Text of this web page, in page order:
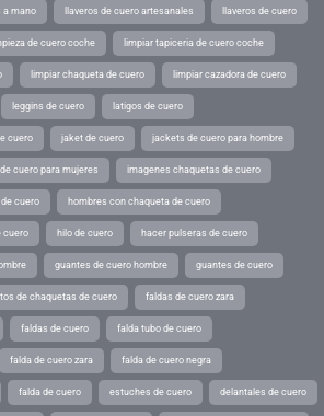
a mano llaveros de cuero artesanales llaveros de cuero
de cuero coche limpiar tapiceria de cuero coche
limpiar chaqueta de cuero limpiar cazadora de cuero
leggins de cuero latigos de cuero
cuero jaket de cuero jackets de cuero para hombre
cuero para mujeres imagenes chaquetas de cuero
cuero hombres con chaqueta de cuero
cuero hilo de cuero hacer pulseras de cuero
guantes de cuero hombre guantes de cuero
de chaquetas de cuero faldas de cuero zara
faldas de cuero falda tubo de cuero
falda de cuero zara falda de cuero negra
falda de cuero estuches de cuero delantales de cuero